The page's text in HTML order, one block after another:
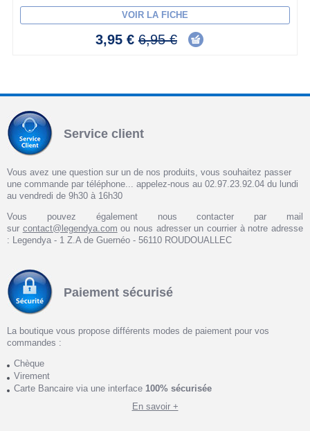
VOIR LA FICHE
3,95 € 6,95 €
Service client
Vous avez une question sur un de nos produits, vous souhaitez passer
une commande par téléphone... appelez-nous au 02.97.23.92.04 du lundi
au vendredi de 9h30 à 16h30
Vous pouvez également nous contacter par mail
sur contact@legendya.com ou nous adresser un courrier à notre adresse
: Legendya - 1 Z.A de Guernéo - 56110 ROUDOUALLEC
Paiement sécurisé
La boutique vous propose différents modes de paiement pour vos
commandes :
Chèque
Virement
Carte Bancaire via une interface 100% sécurisée
En savoir +